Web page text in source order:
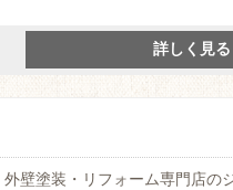
詳しく見る
壁塗装・リフォーム専門店の